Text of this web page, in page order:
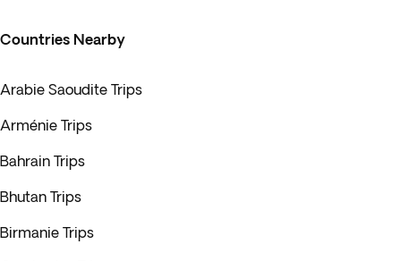
Countries Nearby
Arabie Saoudite Trips
Arménie Trips
Bahrain Trips
Bhutan Trips
Birmanie Trips